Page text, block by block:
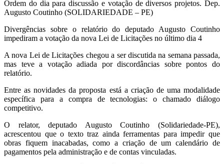
Ordem do dia para discussão e votação de diversos projetos. Dep.
Augusto Coutinho (SOLIDARIEDADE – PE)
Divergências sobre o relatório do deputado Augusto Coutinho
impediram a votação da nova Lei de Licitações no último dia 4
A nova Lei de Licitações chegou a ser discutida na semana passada,
mas teve a votação adiada por discordâncias sobre pontos do
relatório.
Entre as novidades da proposta está a criação de uma modalidade
específica para a compra de tecnologias: o chamado diálogo
competitivo.
O relator, deputado Augusto Coutinho (Solidariedade-PE),
acrescentou que o texto traz ainda ferramentas para impedir que
obras fiquem inacabadas, como a criação de um calendário de
pagamentos pela administração e de contas vinculadas.